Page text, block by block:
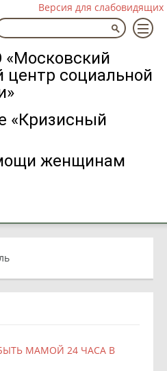
центр социальной
«Кризисный
женщинам
Версия для слабовидящих
МАМОЙ 24 ЧАСА В